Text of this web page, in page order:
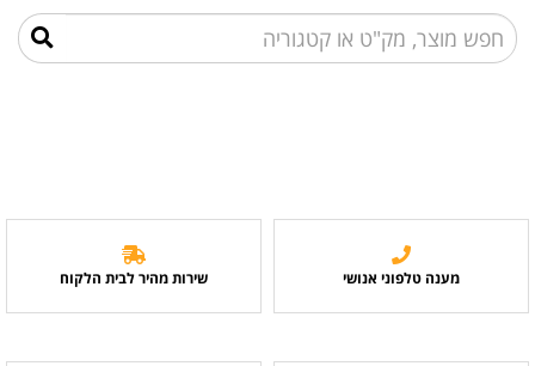
מענה טלפוני אנושי שירות מהיר לבית הלקוח